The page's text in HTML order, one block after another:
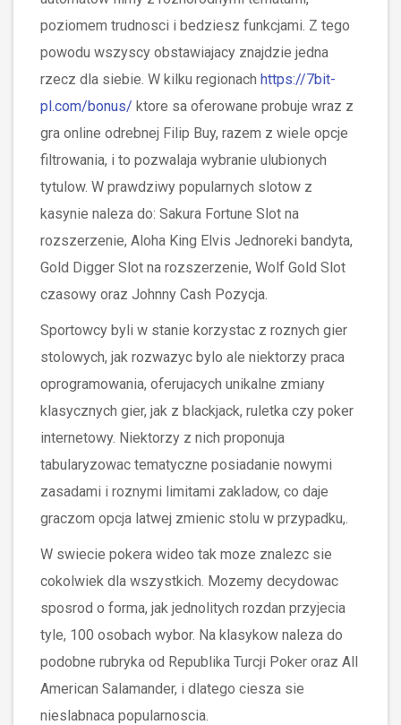
poziomem trudnosci i bedziesz funkcjami. Z tego
powodu wszyscy obstawiajacy znajdzie jedna
rzecz dla siebie. W kilku regionach https://7bit-
pl.com/bonus/ ktore sa oferowane probuje wraz z
gra online odrebnej Filip Buy, razem z wiele opcje
filtrowania, i to pozwalaja wybranie ulubionych
tytulow. W prawdziwy popularnych slotow z
kasynie naleza do: Sakura Fortune Slot na
rozszerzenie, Aloha King Elvis Jednoreki bandyta,
Gold Digger Slot na rozszerzenie, Wolf Gold Slot
czasowy oraz Johnny Cash Pozycja.
Sportowcy byli w stanie korzystac z roznych gier
stolowych, jak rozwazyc bylo ale niektorzy praca
oprogramowania, oferujacych unikalne zmiany
klasycznych gier, jak z blackjack, ruletka czy poker
internetowy. Niektorzy z nich proponuja
tabularyzowac tematyczne posiadanie nowymi
zasadami i roznymi limitami zakladow, co daje
graczom opcja latwej zmienic stolu w przypadku,.
W swiecie pokera wideo tak moze znalezc sie
cokolwiek dla wszystkich. Mozemy decydowac
sposrod o forma, jak jednolitych rozdan przyjecia
tyle, 100 osobach wybor. Na klasykow naleza do
podobne rubryka od Republika Turcji Poker oraz All
American Salamander, i dlatego ciesza sie
nieslabnaca popularnoscia.